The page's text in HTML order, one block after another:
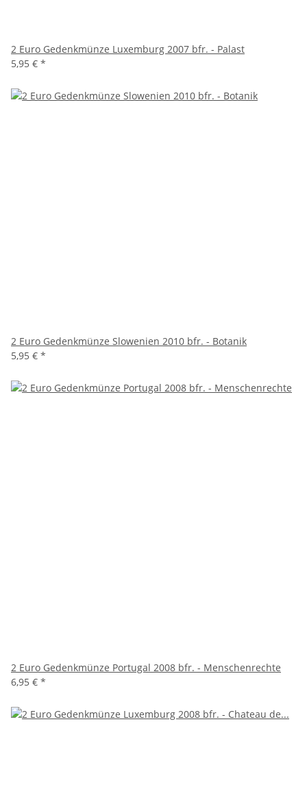
2 Euro Gedenkmünze Luxemburg 2007 bfr. - Palast
5,95 € *
2 Euro Gedenkmünze Slowenien 2010 bfr. - Botanik
5,95 € *
2 Euro Gedenkmünze Portugal 2008 bfr. - Menschenrechte
6,95 € *